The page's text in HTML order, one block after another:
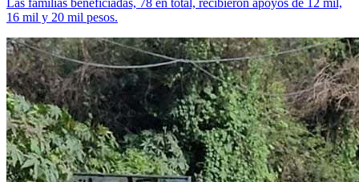
Las familias beneficiadas, 78 en total, recibieron apoyos de 12 mil,
16 mil y 20 mil pesos.